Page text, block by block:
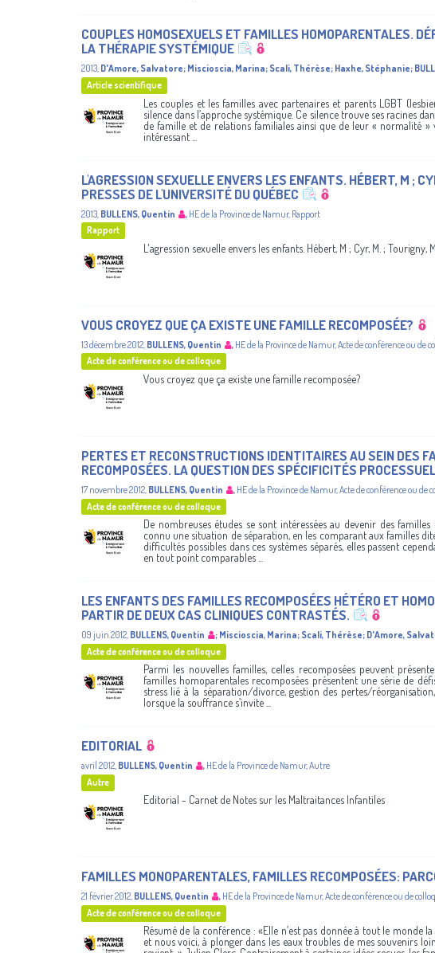
COUPLES HOMOSEXUELS ET FAMILLES HOMOPARENTALES.
LA THÉRAPIE SYSTÉMIQUE
2013, D'Amore, Salvatore; Miscioscia, Marina; Scali, Thérèse; Haxhe, Stéphanie;
Article scientifique
Les couples et les familles avec partenaires et parents LGBT
silence dans l’approche systémique. Ce silence trouve ses racines
de famille et de relations familiales ainsi que de leur « normalité
intéressant ...
L'AGRESSION SEXUELLE ENVERS LES ENFANTS. HÉBERT, M ;
PRESSES DE L'UNIVERSITÉ DU QUÉBEC
2013 BULLENS, Quentin , HE de la Province de Namur, Rapport
Rapport
L'agression sexuelle envers les enfants. Hébert, M ; Cyr, M. ; Tourigny,
VOUS CROYEZ QUE ÇA EXISTE UNE FAMILLE RECOMPOSÉE?
13 décembre 2012 BULLENS, Quentin , HE de la Province de Namur, Acte de conférence ou de
Acte de conférence ou de colloque
Vous croyez que ça existe une famille recomposée?
PERTES ET RECONSTRUCTIONS IDENTITAIRES AU SEIN DES
RECOMPOSÉES. LA QUESTION DES SPÉCIFICITÉS
17 novembre 2012 BULLENS, Quentin , HE de la Province de Namur, Acte de conférence ou de
Acte de conférence ou de colloque
De nombreuses études se sont intéressées au devenir des
connu une situation de séparation, en les comparant aux familles
difficultés possibles dans ces systèmes séparés, elles passent
en tout point comparables ...
LES ENFANTS DES FAMILLES RECOMPOSÉES HÉTÉRO ET
PARTIR DE DEUX CAS CLINIQUES CONTRASTÉS.
09 juin 2012 BULLENS, Quentin ; Miscioscia, Marina; Scali, Thérèse; D'Amore,
Acte de conférence ou de colloque
Parmi les nouvelles familles, celles recomposées peuvent
familles homoparentales recomposées présentent une série de
stress lié à la séparation/divorce, gestion des pertes/
lorsque la souffrance s’invite ...
EDITORIAL
avril 2012, BULLENS, Quentin , HE de la Province de Namur,Autre
Autre
Editorial - Carnet de Notes sur les Maltraitances Infantiles
FAMILLES MONOPARENTALES, FAMILLES RECOMPOSÉES:
21 février 2012, BULLENS, Quentin , HE de la Province de Namur,Acte de conférence ou de
Acte de conférence ou de colloque
Résumé de la conférence : «Elle n’est pas donnée à tout le monde
et nous voici, à plonger dans les eaux troubles de mes souvenirs